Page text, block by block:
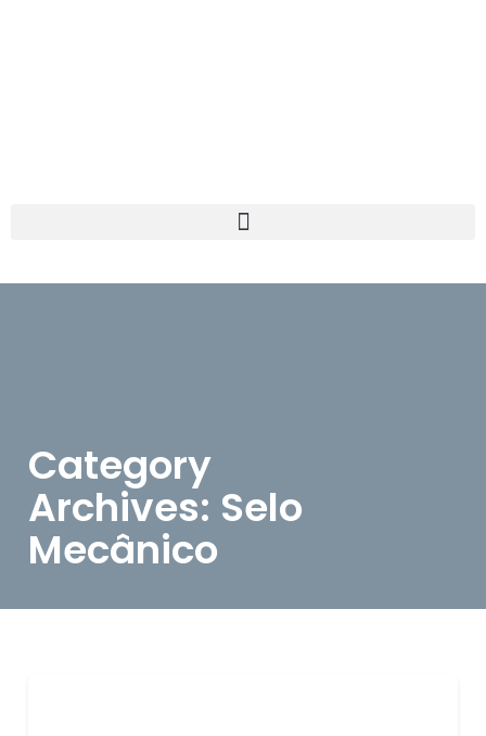
Category
Archives: Selo
Mecânico